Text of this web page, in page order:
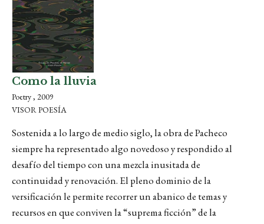
Como la lluvia
Poetry , 2009
VISOR POESÍA
Sostenida a lo largo de medio siglo, la obra de Pacheco
siempre ha representado algo novedoso y respondido al
desafío del tiempo con una mezcla inusitada de
continuidad y renovación. El pleno dominio de la
versificación le permite recorrer un abanico de temas y
recursos en que conviven la “suprema ficción” de la